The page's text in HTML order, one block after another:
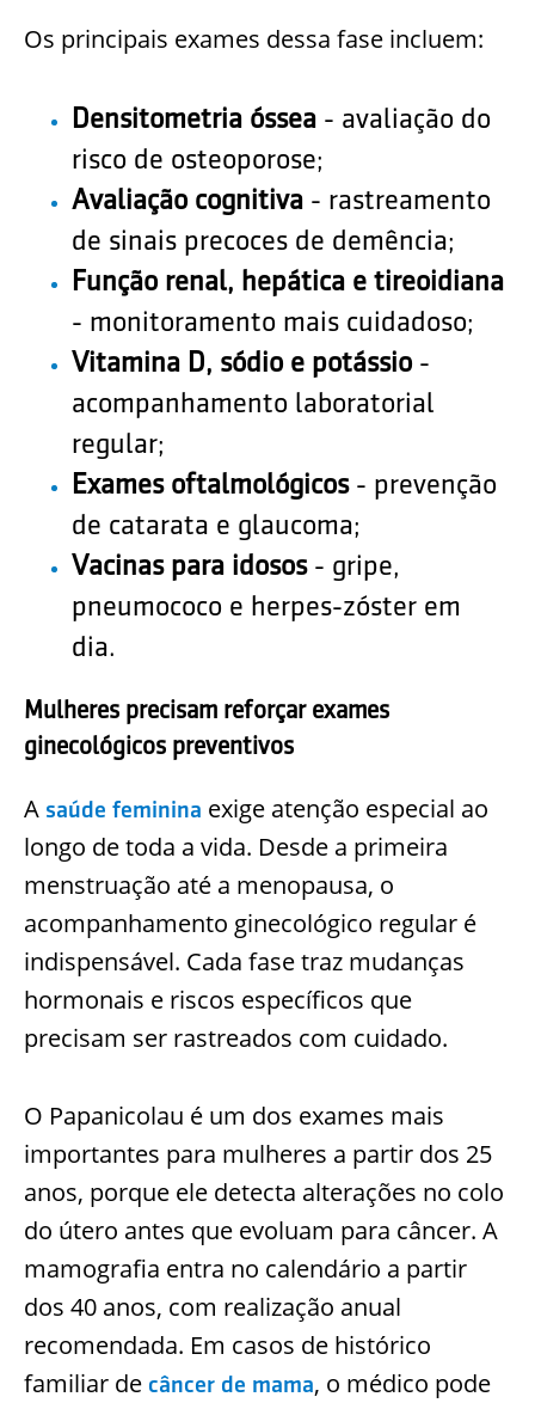
Os principais exames dessa fase incluem:
Densitometria óssea - avaliação do
risco de osteoporose;
Avaliação cognitiva - rastreamento
de sinais precoces de demência;
Função renal, hepática e tireoidiana
- monitoramento mais cuidadoso;
Vitamina D, sódio e potássio-
acompanhamento laboratorial
regular;
Exames oftalmológicos- prevenção
de catarata e glaucoma;
Vacinas para idosos- gripe,
pneumococo e herpes-zóster em
dia.
Mulheres precisam reforçar exames
ginecológicos preventivos
A saúde feminina exige atenção especial ao
longo de toda a vida. Desde a primeira
menstruação até a menopausa, o
acompanhamento ginecológico regular é
indispensável. Cada fase traz mudanças
hormonais e riscos específicos que
precisam ser rastreados com cuidado.
O Papanicolau é um dos exames mais
importantes para mulheres a partir dos 25
anos, porque ele detecta alterações no colo
do útero antes que evoluam para câncer. A
mamografia entra no calendário a partir
dos 40 anos, com realização anual
recomendada. Em casos de histórico
familiar de câncer de mama, o médico pode